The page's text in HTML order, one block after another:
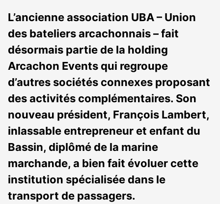
aux
abonnés
L’ancienne association UBA – Union
des bateliers arcachonnais – fait
désormais partie de la holding
Arcachon Events qui regroupe
d’autres sociétés connexes proposant
des activités complémentaires. Son
nouveau président, François Lambert,
inlassable entrepreneur et enfant du
Bassin, diplômé de la marine
marchande, a bien fait évoluer cette
institution spécialisée dans le
transport de passagers.